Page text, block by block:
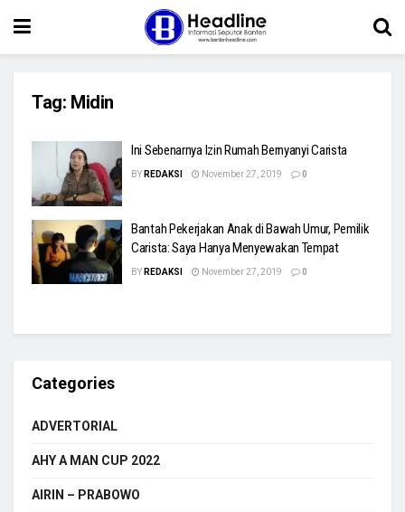
Tag: Midin
Ini Sebenarnya Izin Rumah Bernyanyi Carista
BY REDAKSI November 27, 2019 0
Bantah Pekerjakan Anak di Bawah Umur, Pemilik
Carista: Saya Hanya Menyewakan Tempat
BY REDAKSI November 27, 2019 0
Categories
ADVERTORIAL
AHY A MAN CUP 2022
AIRIN – PRABOWO